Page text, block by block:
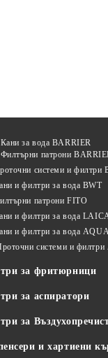
Кани за вода BARRIER
Филтърни патрони
системи и филтри
и филтри за вода BWT
патрони FITO
и филтри за вода
и филтри за вода
системи и
за фритюрници
за аспиратори
за
и хартиени